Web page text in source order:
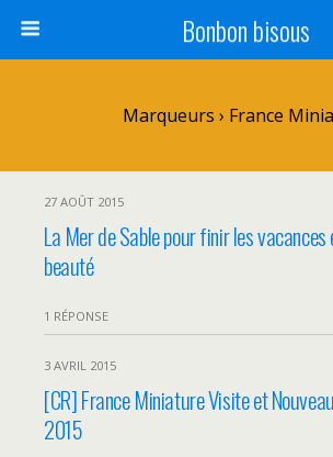
Bonbon bisous
Marqueurs › France
27 AOÛT 2015
La Mer de Sable pour finir les vacances
beauté
1 RÉPONSE
3 AVRIL 2015
[CR] France Miniature Visite et
2015